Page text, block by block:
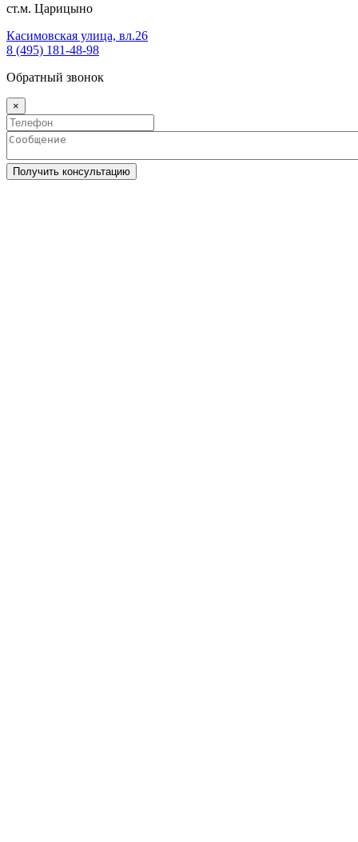
ст.м. Царицыно
Касимовская улица, вл.26
8 (495) 181-48-98
Обратный звонок
×
Получить консультацию